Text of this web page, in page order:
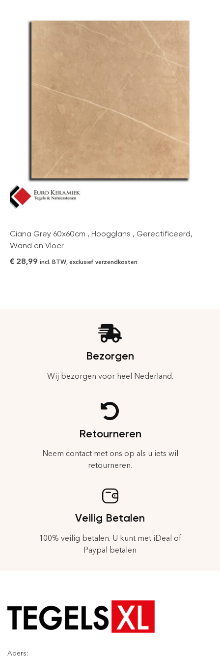
Ciana Grey 60x60cm , Hoogglans , Gerectificeerd,
Wand en Vloer
€ 28,99 incl. BTW, exclusief verzendkosten
Bezorgen
Wij bezorgen voor heel Nederland.
Retourneren
Neem contact met ons op als u iets wil
retourneren.
Veilig Betalen
100% veilig betalen. U kunt met iDeal of
Paypal betalen
Aders: